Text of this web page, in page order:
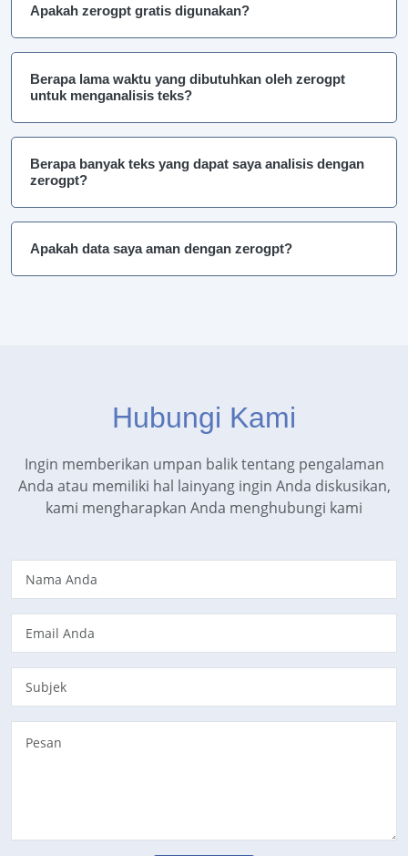
Apakah zerogpt gratis digunakan?
Berapa lama waktu yang dibutuhkan oleh zerogpt
untuk menganalisis teks?
Berapa banyak teks yang dapat saya analisis dengan
zerogpt?
Apakah data saya aman dengan zerogpt?
Hubungi Kami
Ingin memberikan umpan balik tentang pengalaman
Anda atau memiliki hal lainyang ingin Anda diskusikan,
kami mengharapkan Anda menghubungi kami